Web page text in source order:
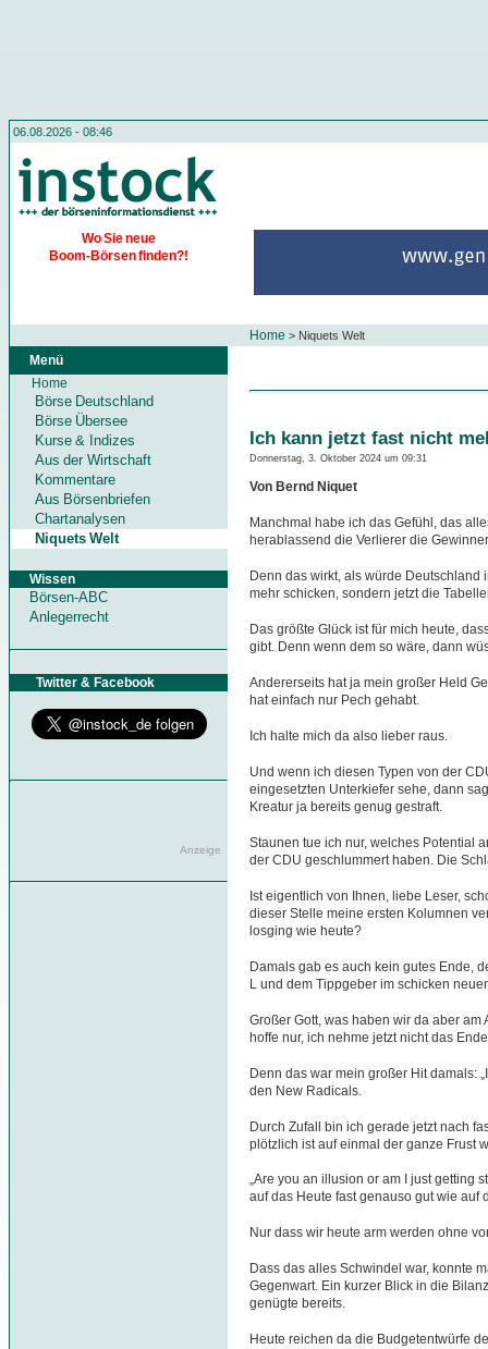
06.08.2026 - 08:46
Wo Sie neue
Boom-Börsen finden?!
Home > Niquets Welt
Menü
Home
Börse Deutschland
Börse Übersee
Kurse & Indizes
Aus der Wirtschaft
Kommentare
Aus Börsenbriefen
Chartanalysen
Niquets Welt
Wissen
Börsen-ABC
Anlegerrecht
Twitter & Facebook
Anzeige
Ich kann jetzt fast nicht
Donnerstag, 3. Oktober 2024 um 09:31
Von Bernd Niquet
Manchmal habe ich das Gefühl, das
herablassend die Verlierer die
Denn das wirkt, als würde
mehr schicken, sondern jetzt die
Das größte Glück ist für mich heute,
gibt. Denn wenn dem so wäre, dann
Andererseits hat ja mein großer Held
hat einfach nur Pech gehabt.
Ich halte mich da also lieber raus.
Und wenn ich diesen Typen von der
eingesetzten Unterkiefer sehe, dann
Kreatur ja bereits genug gestraft.
Staunen tue ich nur, welches Potential
der CDU geschlummert haben. Die
Ist eigentlich von Ihnen, liebe Leser,
dieser Stelle meine ersten Kolumnen
losging wie heute?
Damals gab es auch kein gutes Ende,
L und dem Tippgeber im schicken
Großer Gott, was haben wir da aber
hoffe nur, ich nehme jetzt nicht das
Denn das war mein großer Hit damals:
den New Radicals.
Durch Zufall bin ich gerade jetzt nach
plötzlich ist auf einmal der ganze Frust
„Are you an illusion or am I just getting
auf das Heute fast genauso gut wie auf
Nur dass wir heute arm werden ohne
Dass das alles Schwindel war, konnte
Gegenwart. Ein kurzer Blick in die
genügte bereits.
Heute reichen da die Budgetentwürfe